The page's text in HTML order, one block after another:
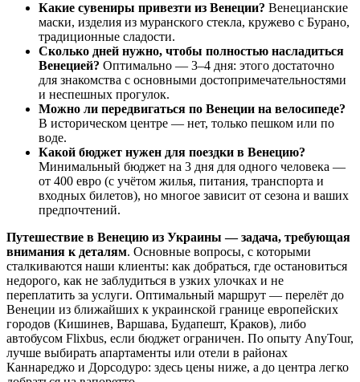
Какие сувениры привезти из Венеции? Венецианские
маски, изделия из муранского стекла, кружево с Бурано,
традиционные сладости.
Сколько дней нужно, чтобы полностью насладиться
Венецией? Оптимально — 3–4 дня: этого достаточно
для знакомства с основными достопримечательностями
и неспешных прогулок.
Можно ли передвигаться по Венеции на велосипеде?
В историческом центре — нет, только пешком или по
воде.
Какой бюджет нужен для поездки в Венецию?
Минимальный бюджет на 3 дня для одного человека —
от 400 евро (с учётом жилья, питания, транспорта и
входных билетов), но многое зависит от сезона и ваших
предпочтений.
Путешествие в Венецию из Украины — задача, требующая
внимания к деталям. Основные вопросы, с которыми
сталкиваются наши клиенты: как добраться, где остановиться
недорого, как не заблудиться в узких улочках и не
переплатить за услуги. Оптимальный маршрут — перелёт до
Венеции из ближайших к украинской границе европейских
городов (Кишинев, Варшава, Будапешт, Краков), либо
автобусом Flixbus, если бюджет ограничен. По опыту AnyTour,
лучше выбирать апартаменты или отели в районах
Каннареджо и Дорсодуро: здесь цены ниже, а до центра легко